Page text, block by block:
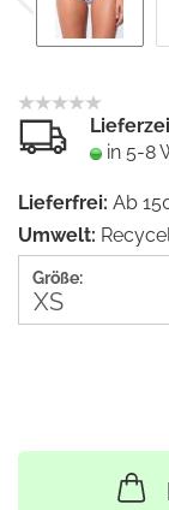
in 5-8
Lieferfrei: Ab
Umwelt:
Größe: